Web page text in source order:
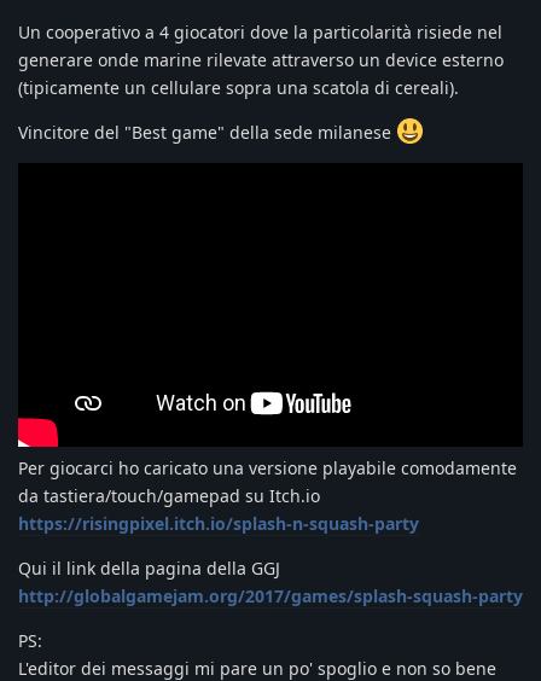
Un cooperativo a 4 giocatori dove la particolarità risiede nel
generare onde marine rilevate attraverso un device esterno
(tipicamente un cellulare sopra una scatola di cereali).
Vincitore del "Best game" della sede milanese
Per giocarci ho caricato una versione playabile comodamente
da tastiera/touch/gamepad su Itch.io
https://risingpixel.itch.io/splash-n-squash-party
Qui il link della pagina della GGJ
http://globalgamejam.org/2017/games/splash-squash-party
PS:
L'editor dei messaggi mi pare un po' spoglio e non so bene